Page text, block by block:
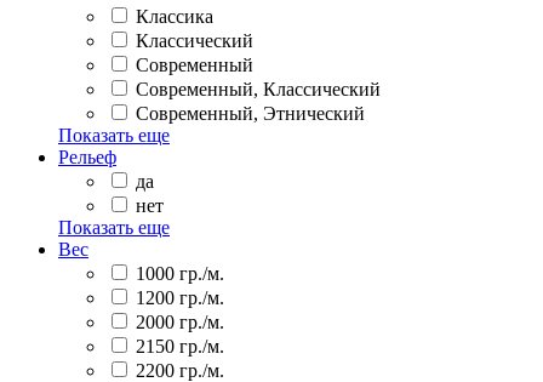
Классика
Классический
Современный
Современный, Классический
Современный, Этнический
Показать еще
Рельеф
да
нет
Показать еще
Вес
1000 гр./м.
1200 гр./м.
2000 гр./м.
2150 гр./м.
2200 гр./м.